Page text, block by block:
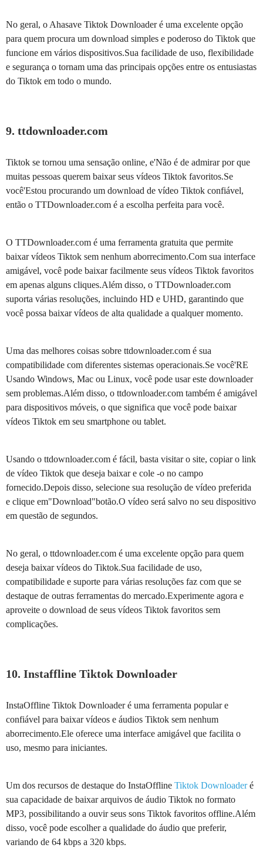
No geral, o Ahasave Tiktok Downloader é uma excelente opção
para quem procura um download simples e poderoso do Tiktok que
funcione em vários dispositivos.Sua facilidade de uso, flexibilidade
e segurança o tornam uma das principais opções entre os entusiastas
do Tiktok em todo o mundo.
9. ttdownloader.com
Tiktok se tornou uma sensação online, e'Não é de admirar por que
muitas pessoas querem baixar seus vídeos Tiktok favoritos.Se
você'Estou procurando um download de vídeo Tiktok confiável,
então o TTDownloader.com é a escolha perfeita para você.
O TTDownloader.com é uma ferramenta gratuita que permite
baixar vídeos Tiktok sem nenhum aborrecimento.Com sua interface
amigável, você pode baixar facilmente seus vídeos Tiktok favoritos
em apenas alguns cliques.Além disso, o TTDownloader.com
suporta várias resoluções, incluindo HD e UHD, garantindo que
você possa baixar vídeos de alta qualidade a qualquer momento.
Uma das melhores coisas sobre ttdownloader.com é sua
compatibilidade com diferentes sistemas operacionais.Se você'RE
Usando Windows, Mac ou Linux, você pode usar este downloader
sem problemas.Além disso, o ttdownloader.com também é amigável
para dispositivos móveis, o que significa que você pode baixar
vídeos Tiktok em seu smartphone ou tablet.
Usando o ttdownloader.com é fácil, basta visitar o site, copiar o link
de vídeo Tiktok que deseja baixar e cole -o no campo
fornecido.Depois disso, selecione sua resolução de vídeo preferida
e clique em"Download"botão.O vídeo será salvo no seu dispositivo
em questão de segundos.
No geral, o ttdownloader.com é uma excelente opção para quem
deseja baixar vídeos do Tiktok.Sua facilidade de uso,
compatibilidade e suporte para várias resoluções faz com que se
destaque de outras ferramentas do mercado.Experimente agora e
aproveite o download de seus vídeos Tiktok favoritos sem
complicações.
10. Instaffline Tiktok Downloader
InstaOffline Tiktok Downloader é uma ferramenta popular e
confiável para baixar vídeos e áudios Tiktok sem nenhum
aborrecimento.Ele oferece uma interface amigável que facilita o
uso, mesmo para iniciantes.
Um dos recursos de destaque do InstaOffline Tiktok Downloaderé
sua capacidade de baixar arquivos de áudio Tiktok no formato
MP3, possibilitando a ouvir seus sons Tiktok favoritos offline.Além
disso, você pode escolher a qualidade do áudio que preferir,
variando de 64 kbps a 320 kbps.